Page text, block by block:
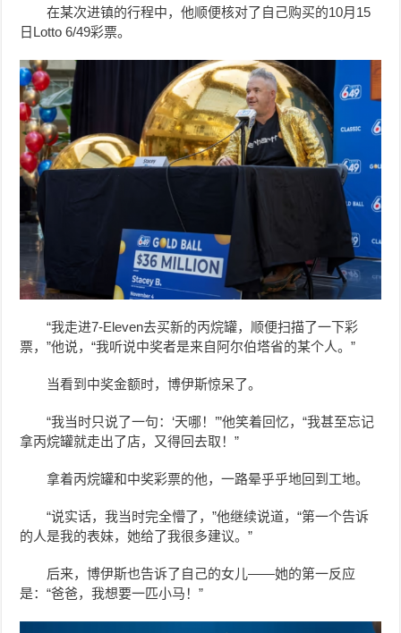
在某次进镇的行程中，他顺便核对了自己购买的10月15
日Lotto 6/49彩票。
“我走进7-Eleven去买新的丙烷罐，顺便扫描了一下彩
票，”他说，“我听说中奖者是来自阿尔伯塔省的某个人。”
当看到中奖金额时，博伊斯惊呆了。
“我当时只说了一句：‘天哪！’”他笑着回忆，“我甚至忘记
拿丙烷罐就走出了店，又得回去取！”
拿着丙烷罐和中奖彩票的他，一路晕乎乎地回到工地。
“说实话，我当时完全懵了，”他继续说道，“第一个告诉
的人是我的表妹，她给了我很多建议。”
后来，博伊斯也告诉了自己的女儿——她的第一反应
是：“爸爸，我想要一匹小马！”